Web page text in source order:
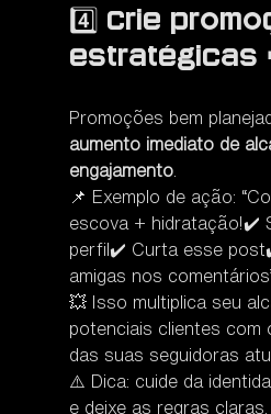
4️⃣ Crie
estratégicas
Promoções bem
aumento imediato de
engajamento.
📌 Exemplo de ação:
escova + hidratação!✔️
perfil✔️ Curta esse
amigas nos
💥 Isso multiplica seu
potenciais clientes com
das suas seguidoras
⚠️ Dica: cuide da
e deixe as regras